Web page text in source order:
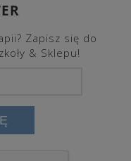
Zapisz się do
& Sklepu!